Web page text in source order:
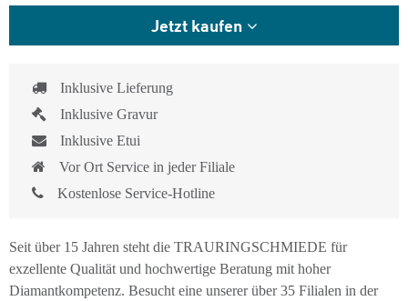
Jetzt kaufen
Inklusive Lieferung
Inklusive Gravur
Inklusive Etui
Vor Ort Service in jeder Filiale
Kostenlose Service-Hotline
Seit über 15 Jahren steht die TRAURINGSCHMIEDE für
exzellente Qualität und hochwertige Beratung mit hoher
Diamantkompetenz. Besucht eine unserer über 35 Filialen in der